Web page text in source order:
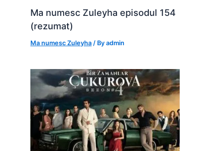
Ma numesc Zuleyha episodul 154
(rezumat)
Ma numesc Zuleyha / Byadmin